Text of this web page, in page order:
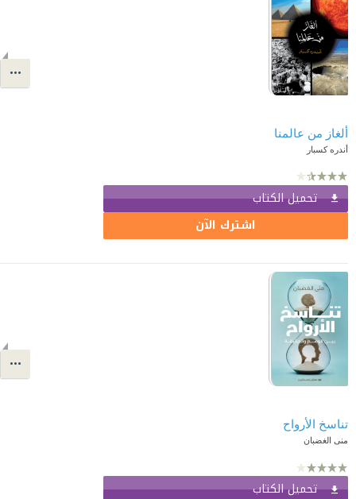
ألغاز من عالمنا
أندره كسبار
تحميل الكتاب
اشترك الآن
تناسخ الأرواح
منى الغضبان
تحميل الكتاب